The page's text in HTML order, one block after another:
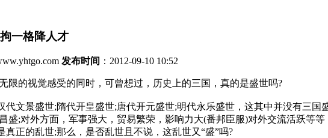
一格降人才
发布时间 ：2012-09-10 10:52
的视觉感受的同时，可曾想过，历史上的三国，真的是盛世吗?
景盛世;隋代开皇盛世;唐代开元盛世;明代永乐盛世，这其中并没有三国
盛;对外方面，军事强大，贸易繁荣，影响力大(番邦臣服)对外交流活跃等
正的乱世;那么，是否乱世且不说，这乱世又“盛”吗?